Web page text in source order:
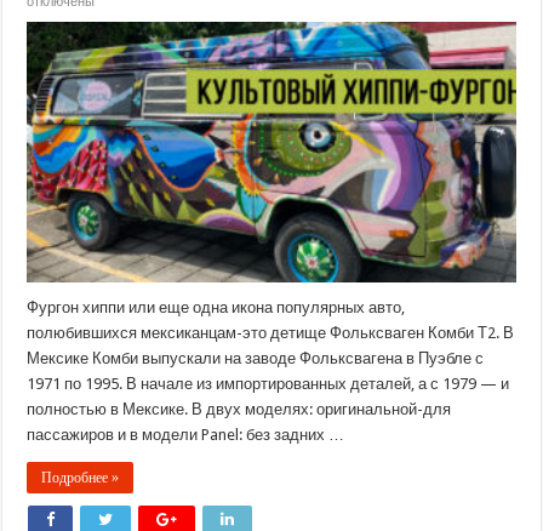
Фургон хиппи или еще одна икона популярных авто,
полюбившихся мексиканцам-это детище Фольксваген Комби Т2. В
Мексике Комби выпускали на заводе Фольксвагена в Пуэбле с
1971 по 1995. В начале из импортированных деталей, а с 1979 — и
полностью в Мексике. В двух моделях: оригинальной-для
пассажиров и в модели Panel: без задних …
Подробнее »